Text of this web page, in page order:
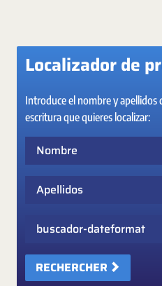
Localizador de
Introduce el nombre y
escritura que quieres localizar:
Apellidos
Fecha
RECHERCHER